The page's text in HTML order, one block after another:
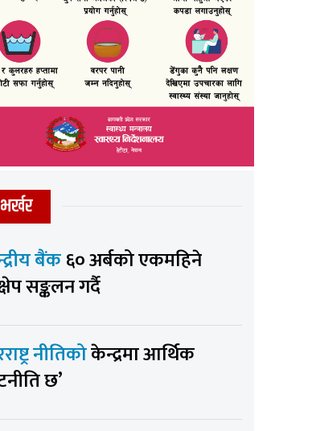
भर्खर
बैंक६० अर्बको एकमहिने
सङ्कलन गर्दै
नीतिकोकेन्द्रमा आर्थिक
छ’